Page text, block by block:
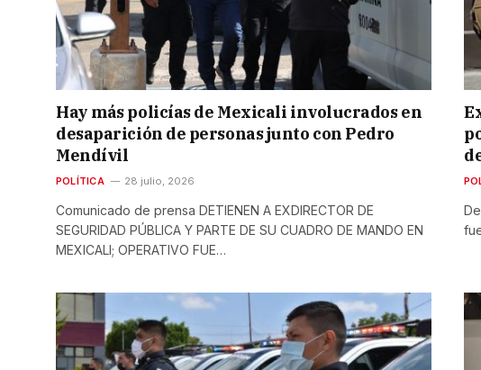
Hay más policías de Mexicali involucrados en
desaparición de personas junto con Pedro
Mendívil
POLÍTICA 28 julio, 2026
Comunicado de prensa DETIENEN A EXDIRECTOR DE
SEGURIDAD PÚBLICA Y PARTE DE SU CUADRO DE MANDO EN
MEXICALI; OPERATIVO FUE…